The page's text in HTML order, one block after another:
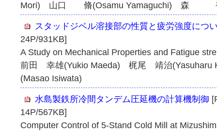
Mori) 山口 脩(Osamu Yamaguchi) 森 裕
スタッドジベル溶接部の性質と疲労強度につ
24P/931KB]
A Study on Mechanical Properties and Fatigue
前田 幸雄(Yukio Maeda) 梶尾 靖治
(Masao Isiwata)
水島製鉄所冷間タンデム圧延機の計算機制御
14P/567KB]
Computer Control of 5-Stand Cold Mill at